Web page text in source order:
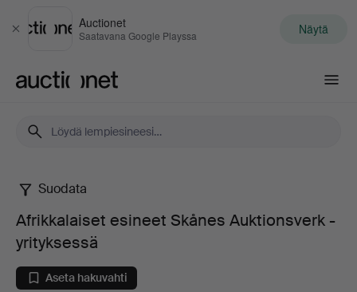
Sulje
Auctionet
Saatavana Google Playssa Näytä
Afrikkalaiset
esineet
Skånes
Suodata
Afrikkalaiset esineet Skånes Auktionsverk -
yrityksessä
Aseta hakuvahti